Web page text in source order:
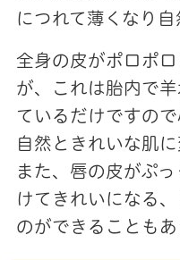
につれて薄くなり自
全身の皮がポロポ
が、これは胎内で
ているだけですので
自然ときれいな肌に
また、唇の皮がぷ
けてきれいになる
のができることもあ